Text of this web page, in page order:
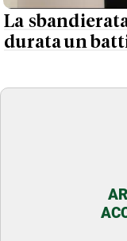
La
durata un